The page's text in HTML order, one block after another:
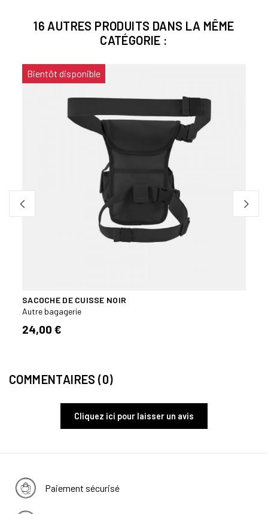
16 AUTRES PRODUITS DANS LA MÊME
CATÉGORIE :
Bientôt disponible
SACOCHE DE CUISSE NOIR
Autre bagagerie
24,00 €
COMMENTAIRES (0)
Cliquez ici pour laisser un avis
Paiement sécurisé